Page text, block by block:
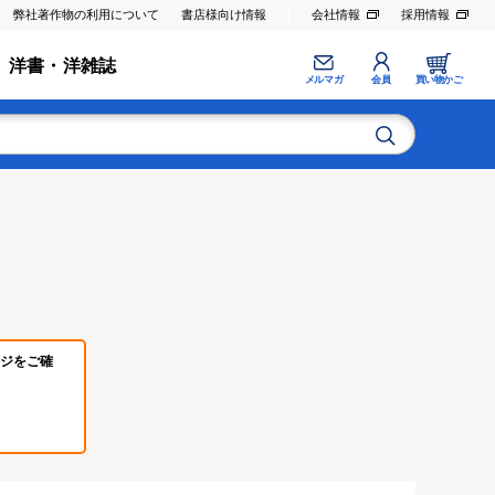
弊社著作物の利用について 書店様向け情報 会社情報 採用情報
洋書・洋雑誌
メルマガ 会員 買い物かご
をご確